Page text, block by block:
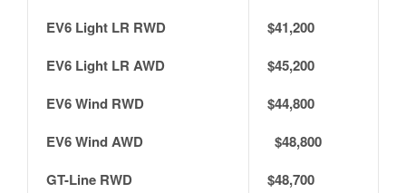
EV6 Light LR RWD
$41,200
EV6 Light LR AWD
$45,200
EV6 Wind RWD
$44,800
EV6 Wind AWD
$48,800
GT-Line RWD
$48,700